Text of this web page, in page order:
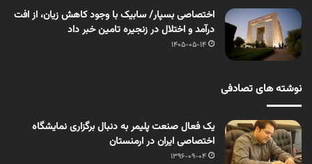
اختصاصی بسپار/ سابیک با وجود کاهش زیان، از افت
درآمد و اختلال در زنجیره تامین خبر داد
1405-05-14
نوشته های تصادفی
یک فعال صنعت پلیمر به دنبال برگزاری نمایشگاه
اختصاصی ایران در ارمنستان
1396-09-04